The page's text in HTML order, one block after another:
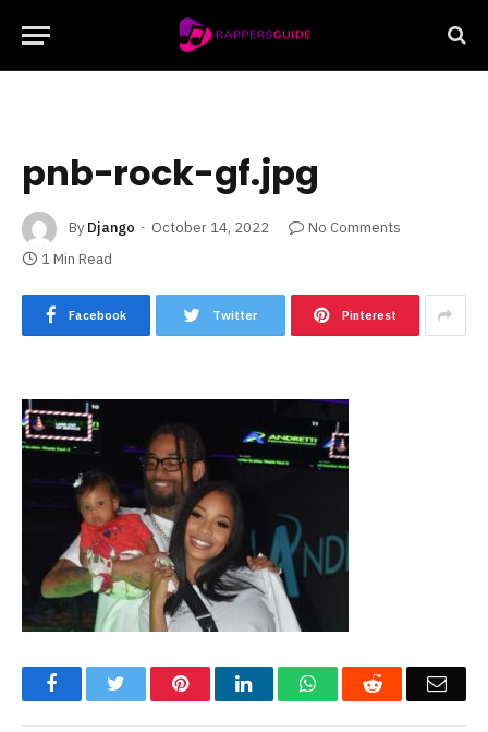
pnb-rock-gf.jpg
By Django October 14, 2022
No Comments
1 Min Read
Facebook Twitter Pinterest
FacebookTwitter PinterestLinkedInWhatsAppReddit